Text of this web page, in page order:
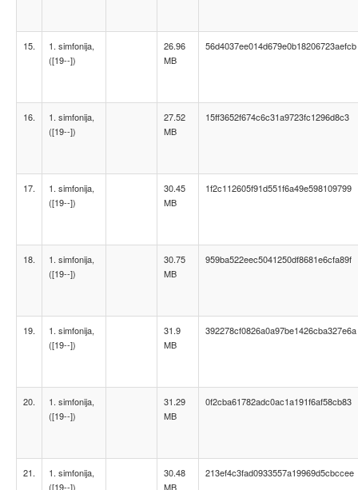
15.
1. simfonija,
([19--])
26.96
MB
56d4037ee014d679e0b18206723aefcb
16.
1. simfonija,
([19--])
27.52
MB
15ff3652f674c6c31a9723fc1296d8c3
17.
1. simfonija,
([19--])
30.45
MB
1f2c112605f91d551f6a49e598109799
18.
1. simfonija,
([19--])
30.75
MB
959ba522eec5041250df8681e6cfa89f
19.
1. simfonija,
([19--])
31.9
MB
392278cf0826a0a97be1426cba327e6a
20.
1. simfonija,
([19--])
31.29
MB
0f2cba61782adc0ac1a191f6af58cb83
21.
1. simfonija,
([19--])
30.48
MB
213ef4c3fad0933557a19969d5cbccee